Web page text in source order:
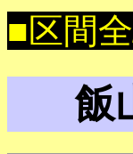
■区間
飯